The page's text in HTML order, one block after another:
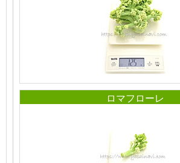
ロマフローレ